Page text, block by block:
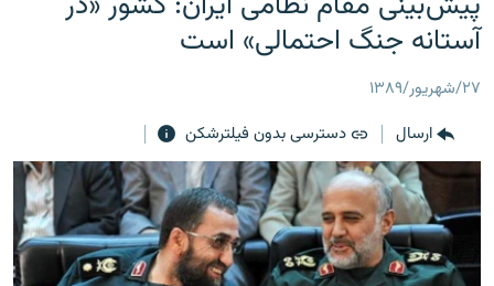
منوی
اصلی
رفتن
صفحه
جستجو
جهان
برنامه‌های رادیویی
فرکانس‌ها
پادکست
چندرسانه‌ای
گزارش‌های تصویری
گزارش‌های ویدئویی
زنان فردا
English
آستانه جنگ احتمالی» است
۲۷/شهریور/۱۳۸۹
ارسال
دسترسی بدون فیلترشکن